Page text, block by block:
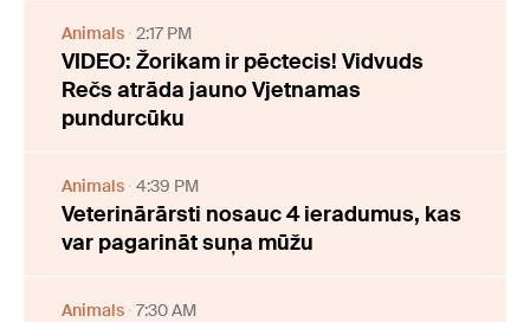
Animals 2:17 PM
VIDEO: Žorikam ir pēctecis! Vidvuds
Rečs atrāda jauno Vjetnamas
pundurcūku
Animals 4:39 PM
Veterinārārsti nosauc 4 ieradumus, kas
var pagarināt suņa mūžu
Animals 7:30 AM